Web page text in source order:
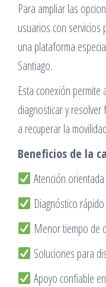
Para ampliar las
usuarios con
una plataforma
Santiago.
Esta conexión permite
diagnosticar y
a recuperar la
Beneficios de la
Atención
Diagnóstico
Menor tiempo de
Soluciones para
Apoyo confiable